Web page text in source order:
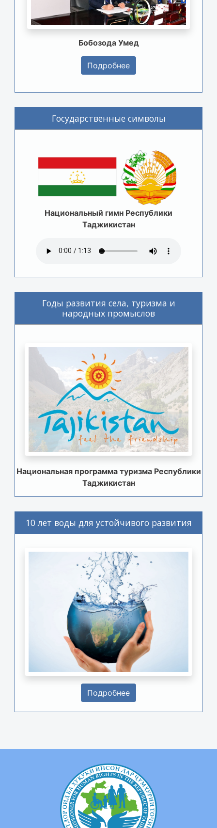
Бобозода Умед
Подробнее
Государственные символы
Национальный гимн Республики
Таджикистан
Годы развития села, туризма и
народных промыслов
Национальная программа туризма Республики
Таджикистан
10 лет воды для устойчивого развития
Подробнее